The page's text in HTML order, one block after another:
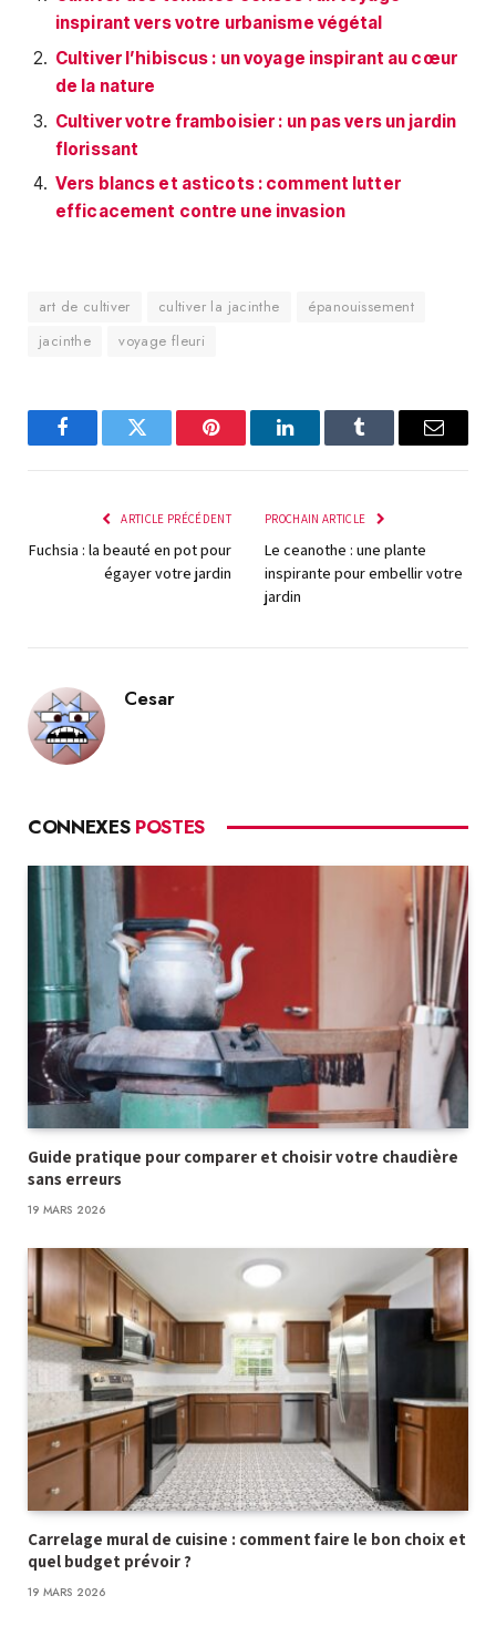
inspirant vers votre urbanisme végétal
Cultiver l’hibiscus : un voyage inspirant au cœur
de la nature
Cultiver votre framboisier : un pas vers un jardin
florissant
Vers blancs et asticots : comment lutter
efficacement contre une invasion
art de cultiver cultiver la jacinthe
épanouissement
jacinthe
voyage fleuri
FacebookTwitter Pinterest LinkedInTumblr
E-
ARTICLE PRÉCÉDENT
Fuchsia : la beauté en pot pour
égayer votre jardin
PROCHAIN ARTICLE
Le ceanothe : une plante
inspirante pour embellir votre
jardin
Cesar
CONNEXES POSTES
Guide pratique pour comparer et choisir votre chaudière
sans erreurs
19 MARS 2026
Carrelage mural de cuisine : comment faire le bon choix et
quel budget prévoir ?
19 MARS 2026